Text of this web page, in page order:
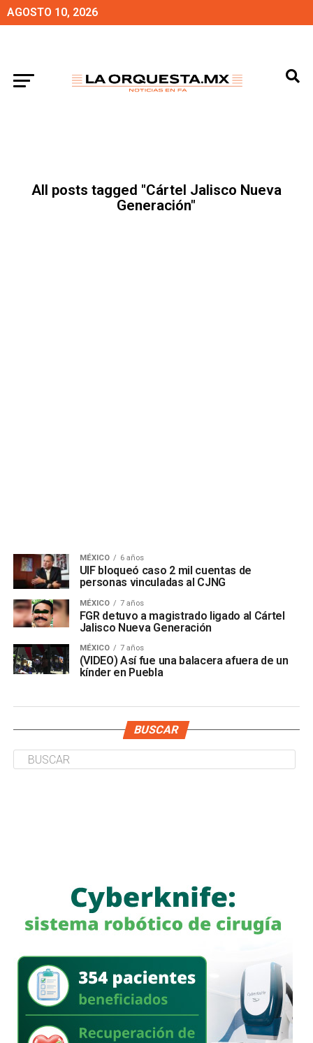
AGOSTO 10, 2026
All posts tagged "Cártel Jalisco Nueva
Generación"
MÉXICO 6 años
UIF bloqueó caso 2 mil cuentas de
personas vinculadas al CJNG
MÉXICO 7 años
FGR detuvo a magistrado ligado al Cártel
Jalisco Nueva Generación
MÉXICO 7 años
(VIDEO) Así fue una balacera afuera de un
kínder en Puebla
BUSCAR